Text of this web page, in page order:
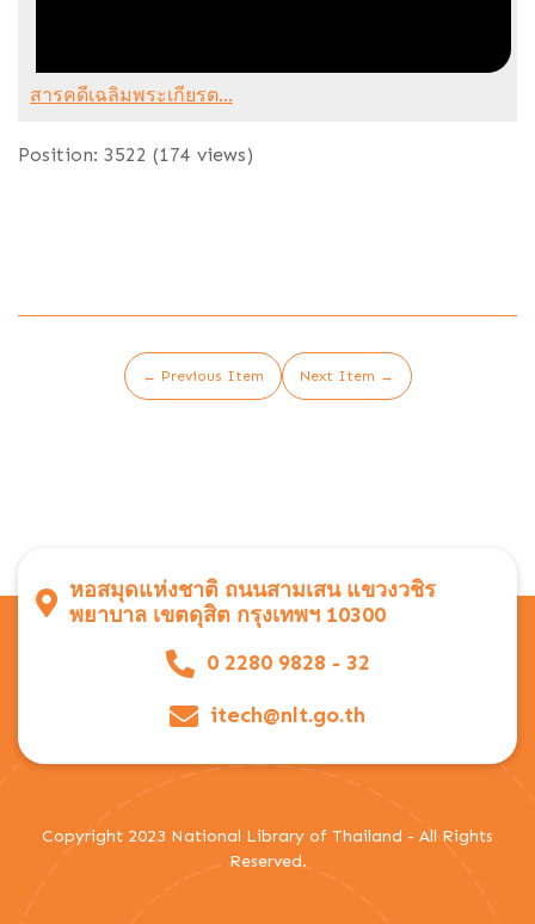
สารคดีเฉลิมพระเกียรต...
Position: 3522 (174 views)
← Previous Item Next Item →
หอสมุดแห่งชาติ ถนนสามเสน แขวงวชิร
พยาบาล เขตดุสิต กรุงเทพฯ 10300
0 2280 9828 - 32
itech@nlt.go.th
Copyright 2023 National Library of Thailand - All Rights
Reserved.